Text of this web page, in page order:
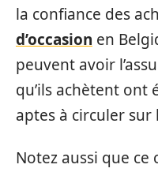
la confiance des
d’occasion en
peuvent avoir
qu’ils achètent ont
aptes à circuler sur
Notez aussi que